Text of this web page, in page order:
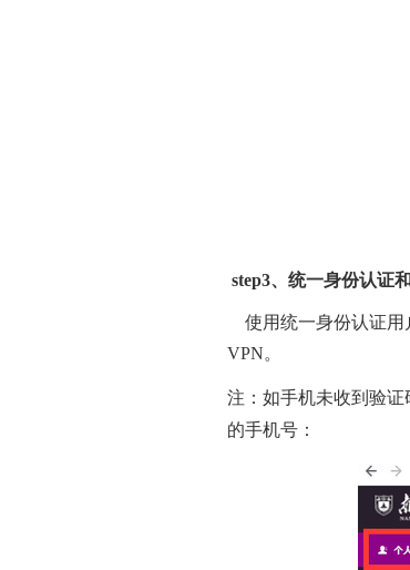
step3、统一身份认证
使用统一身份认证用
VPN。
注：如手机未收到验证
的手机号：